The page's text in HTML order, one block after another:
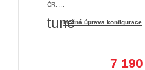
ČR, ...
tuneMožná úprava konfigurace
7